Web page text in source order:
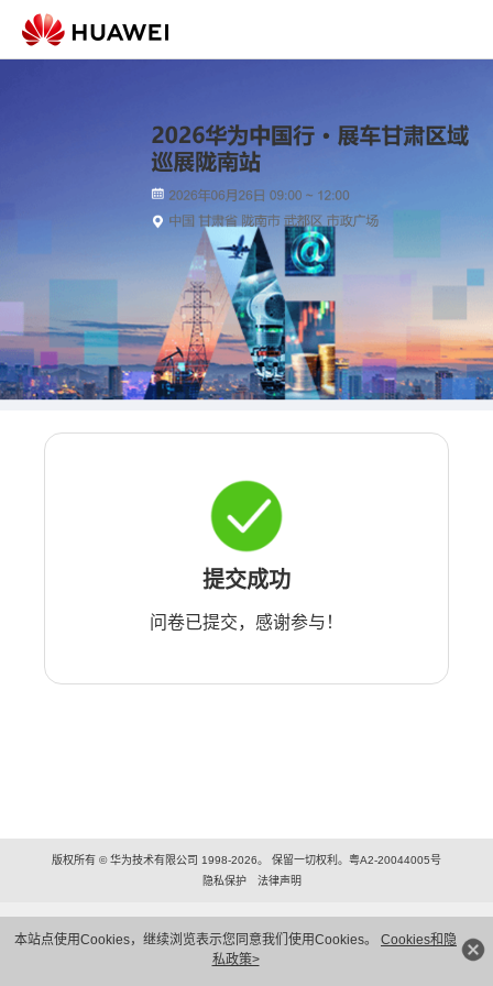
本站点使用Cookies，继续浏览表示您同意我们使用Cookies。 Cookies和隐
私政策>
提交成功
问卷已提交，感谢参与！
版权所有 © 华为技术有限公司 1998-2026。 保留一切权利。粤A2-20044005号
隐私保护
法律声明